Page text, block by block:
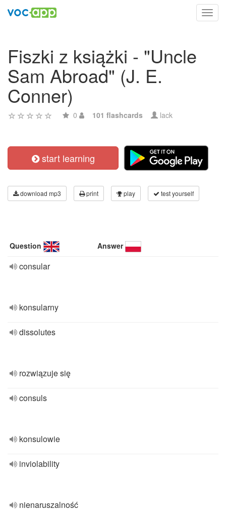
Fiszki z książki - "Uncle
Sam Abroad" (J. E.
Conner)
0 101 flashcards lack
start learning
download mp3 print play test yourself
Question Answer
consular
konsularny
dissolutes
rozwiązuje się
consuls
konsulowie
inviolability
nienaruszalność